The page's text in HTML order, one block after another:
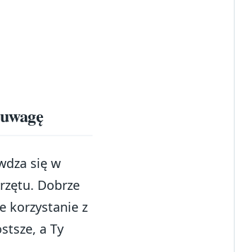
się w
Dobrze
korzystanie z
a Ty